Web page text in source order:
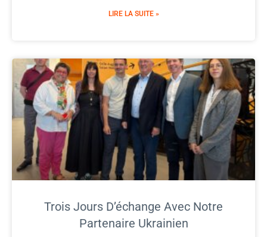
LIRE LA SUITE »
Trois Jours D’échange Avec Notre
Partenaire Ukrainien